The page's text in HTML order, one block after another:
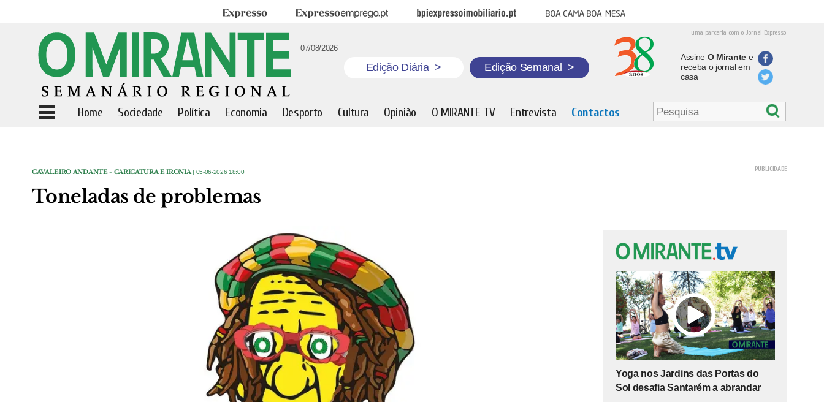
Expresso Expresso Emprego BPI Expresso Imobiliário Boa cama boa mesa
uma parceria com o Jornal Expresso
07/08/2026
Edição Diária > Edição Semanal >
Assine O Mirantee
receba o jornal em
casa
Home Sociedade Política Economia Desporto Cultura Opinião O MIRANTE TV Entrevista Contactos
CAVALEIRO ANDANTE - CARICATURA E IRONIA | 05-06-2026 18:00
Toneladas de problemas
Yoga nos Jardins das Portas do
Sol desafia Santarém a abrandar